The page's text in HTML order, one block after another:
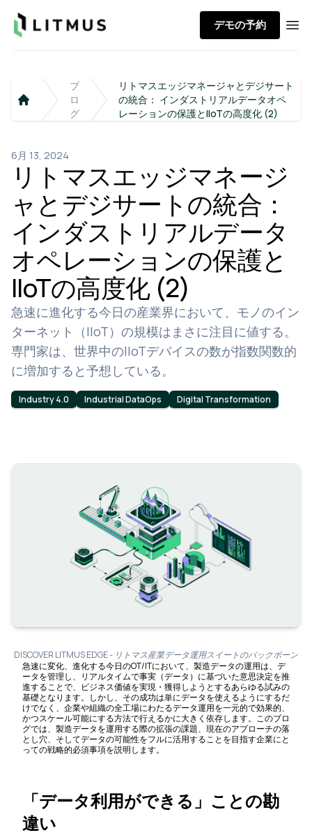
Litmus デモの予約
Home
ブ
ロ
グ
リトマスエッジマネージャとデジサート
の統合： インダストリアルデータオペ
レーションの保護とIIoTの高度化 (2)
6月 13, 2024
リトマスエッジマネージ
ャとデジサートの統合：
インダストリアルデータ
オペレーションの保護と
IIoTの高度化 (2)
急速に進化する今日の産業界において、モノのイン
ターネット（IIoT）の規模はまさに注目に値する。
専門家は、世界中のIIoTデバイスの数が指数関数的
に増加すると予想している。
Industry 4.0 Industrial DataOps Digital Transformation
DISCOVER LITMUS EDGE - リトマス産業データ運用スイートのバックボーン
急速に変化、進化する今日のOT/ITにおいて、製造データの運用は、デ
ータを管理し、リアルタイムで事実（データ）に基づいた意思決定を推
進することで、ビジネス価値を実現・獲得しようとするあらゆる試みの
基礎となります。しかし、その成功は単にデータを使えるようにするだ
けでなく、企業や組織の全工場にわたるデータ運用を一元的で効果的、
かつスケール可能にする方法で行えるかに大きく依存します。このブロ
グでは、製造データを運用する際の拡張の課題、現在のアプローチの落
とし穴、そしてデータの可能性をフルに活用することを目指す企業にと
っての戦略的必須事項を説明します。
「データ利用ができる」ことの勘
違い